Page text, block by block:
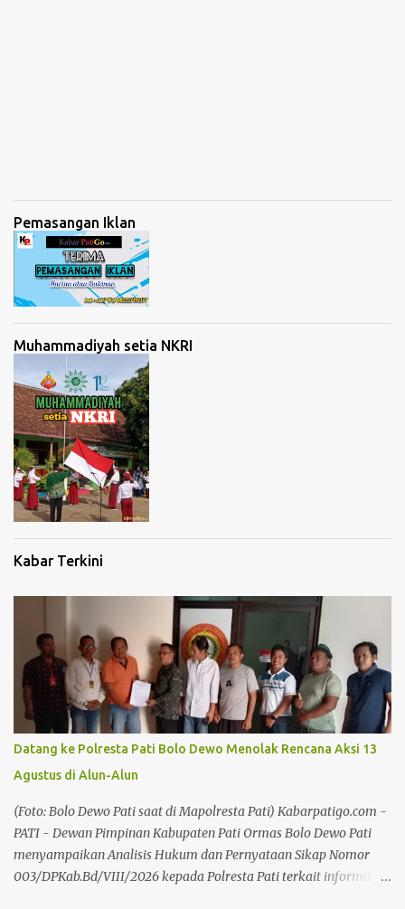
Pemasangan Iklan
Muhammadiyah setia NKRI
Kabar Terkini
Datang ke Polresta Pati Bolo Dewo Menolak Rencana Aksi 13
Agustus di Alun-Alun
(Foto: Bolo Dewo Pati saat di Mapolresta Pati) Kabarpatigo.com -
PATI - Dewan Pimpinan Kabupaten Pati Ormas Bolo Dewo Pati
menyampaikan Analisis Hukum dan Pernyataan Sikap Nomor
003/DPKab.Bd/VIII/2026 kepada Polresta Pati terkait informasi